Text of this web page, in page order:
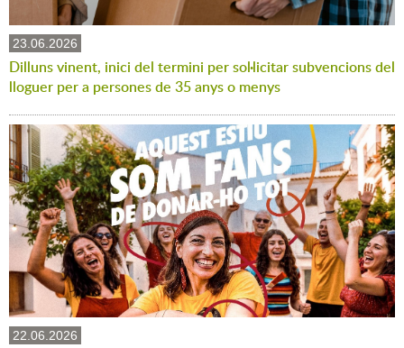
23.06.2026
Dilluns vinent, inici del termini per sol·licitar subvencions del
lloguer per a persones de 35 anys o menys
22.06.2026